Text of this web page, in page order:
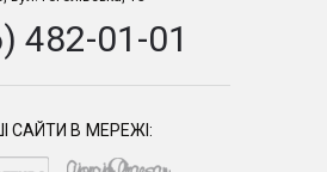
482-01-01
САЙТИ В МЕРЕЖІ: